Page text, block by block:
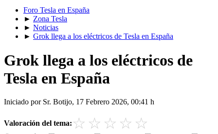
Foro Tesla en España
► Zona Tesla
► Noticias
► Grok llega a los eléctricos de Tesla en España
Grok llega a los eléctricos de
Tesla en España
Iniciado por Sr. Botijo, 17 Febrero 2026, 00:41 h
Valoración del tema: ☆ ☆ ☆ ☆ ☆